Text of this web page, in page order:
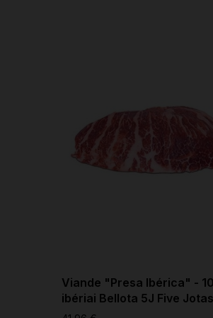
Viande "Presa Ibérica" -
ibériai Bellota 5J Five Jotas